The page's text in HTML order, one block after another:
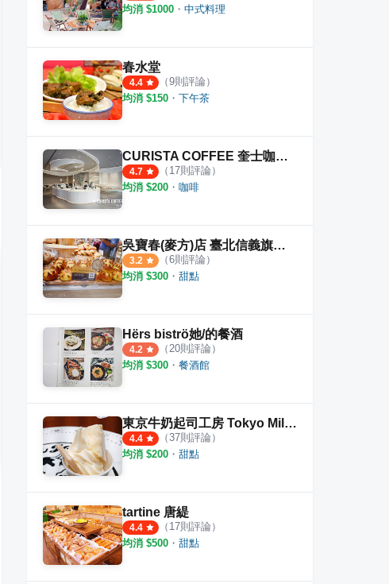
均消 $1000 ・ 中式料理
春水堂
4.4 （9則評論）
均消 $150 ・ 下午茶
CURISTA COFFEE 奎士咖啡 市府旗艦店
4.7 （ 17則評論）
均消 $200 ・ 咖啡
吳寶春(麥方)店 臺北信義旗艦店
3.2 （6則評論）
均消 $300 ・ 甜點
Hërs biströ她/的餐酒
4.2 （20則評論）
均消 $300 ・ 餐酒館
東京牛奶起司工房 Tokyo Milk Cheese Factory 南山店
4.4 （37則評論）
均消 $200 ・ 甜點
tartine 唐緹
4.4 （ 17則評論）
均消 $500 ・ 甜點